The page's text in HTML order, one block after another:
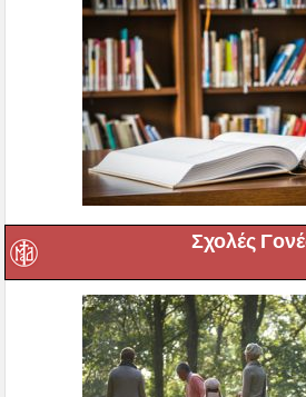
Σχολές